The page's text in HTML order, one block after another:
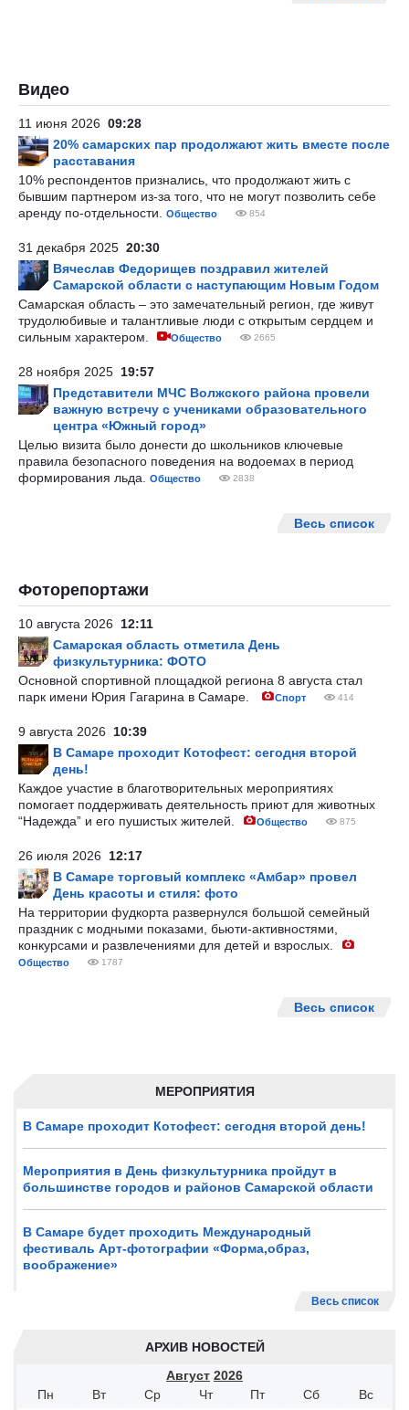
МЕРОПРИЯТИЯ
В Самаре проходит Котофест: сегодня второй день!
Мероприятия в День физкультурника пройдут в
большинстве городов и районов Самарской области
В Самаре будет проходить Международный
фестиваль Арт-фотографии «Форма,образ,
воображение»
Весь список
АРХИВ НОВОСТЕЙ
Август 2026
Пн
Вт Ср Чт Пт Сб Вс
Видео
11 июня 2026 09:28
20% самарских пар продолжают жить вместе после
расставания
10% респондентов признались, что продолжают жить с
бывшим партнером из-за того, что не могут позволить себе
аренду по-отдельности.
Общество 854
31 декабря 2025 20:30
Вячеслав Федорищев поздравил жителей
Самарской области с наступающим Новым Годом
Самарская область – это замечательный регион, где живут
трудолюбивые и талантливые люди с открытым сердцем и
сильным характером.
Общество 2665
28 ноября 2025 19:57
Представители МЧС Волжского района провели
важную встречу с учениками образовательного
центра «Южный город»
Целью визита было донести до школьников ключевые
правила безопасного поведения на водоемах в период
формирования льда.
Общество 2838
Весь список
Фоторепортажи
10 августа 2026 12:11
Самарская область отметила День
физкультурника: ФОТО
Основной спортивной площадкой региона 8 августа стал
парк имени Юрия Гагарина в Самаре.
Спорт 414
9 августа 2026 10:39
В Самаре проходит Котофест: сегодня второй
день!
Каждое участие в благотворительных мероприятиях
помогает поддерживать деятельность приют для животных
“Надежда” и его пушистых жителей.
Общество 875
26 июля 2026 12:17
В Самаре торговый комплекс «Амбар» провел
День красоты и стиля: фото
На территории фудкорта развернулся большой семейный
праздник с модными показами, бьюти-активностями,
конкурсами и развлечениями для детей и взрослых.
Общество 1787
Весь список